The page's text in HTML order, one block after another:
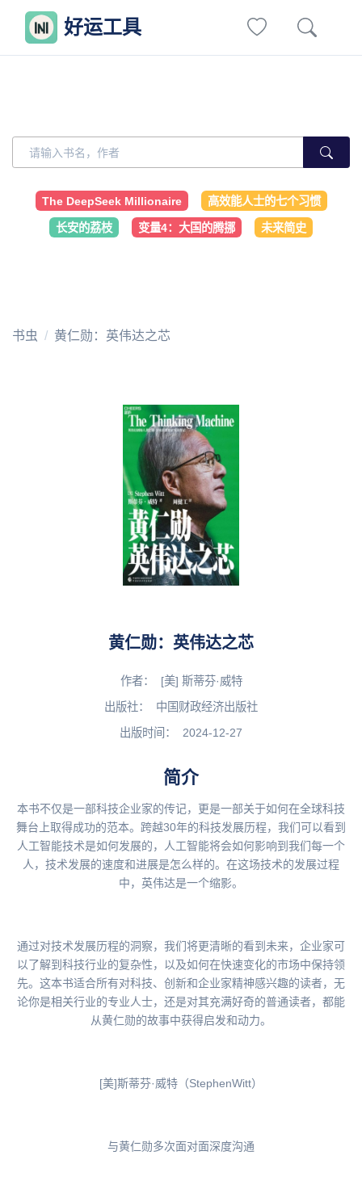
好运工具
The DeepSeek Millionaire 高效能人士的七个习惯
长安的荔枝 变量4：大国的腾挪 未来简史
书虫 黄仁勋：英伟达之芯
黄仁勋：英伟达之芯
作者：
[美] 斯蒂芬·威特
出版社：
中国财政经济出版社
出版时间：
2024-12-27
简介
本书不仅是一部科技企业家的传记，更是一部关于如何在全球科技
舞台上取得成功的范本。跨越30年的科技发展历程，我们可以看到
人工智能技术是如何发展的，人工智能将会如何影响到我们每一个
人，技术发展的速度和进展是怎么样的。在这场技术的发展过程
中，英伟达是一个缩影。
通过对技术发展历程的洞察，我们将更清晰的看到未来，企业家可
以了解到科技行业的复杂性，以及如何在快速变化的市场中保持领
先。这本书适合所有对科技、创新和企业家精神感兴趣的读者，无
论你是相关行业的专业人士，还是对其充满好奇的普通读者，都能
从黄仁勋的故事中获得启发和动力。
[美]斯蒂芬·威特（StephenWitt）
与黄仁勋多次面对面深度沟通